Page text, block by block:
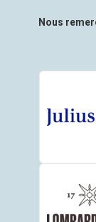
Nous